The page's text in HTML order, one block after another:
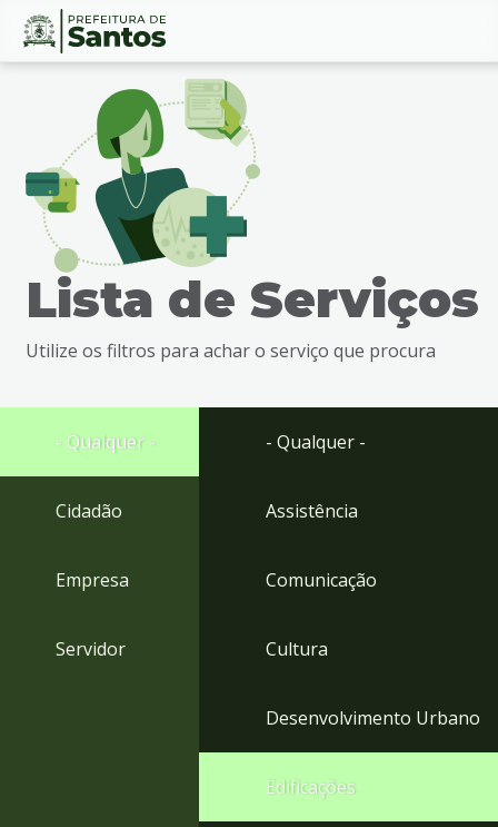
Ir
busca
Ir
rodapé
Conteúdo
Lista de Serviços
Utilize os filtros para achar o serviço que procura
- Qualquer -
Cidadão
Empresa
Servidor
- Qualquer -
Assistência
Comunicação
Cultura
Desenvolvimento Urbano
Edificações